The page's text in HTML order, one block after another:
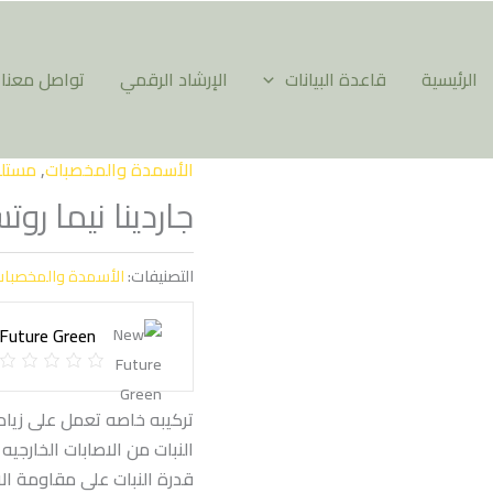
الرئيسية قاعدة البيانات الإرشاد الرقمي تواصل معنا
الأسمدة والمخصبات,
جاردينا نيما
التصنيفات:الأسمدة
Green
تركيبه خاصه تعمل على
النبات من الاصابات
قدرة النبات على مقاومة